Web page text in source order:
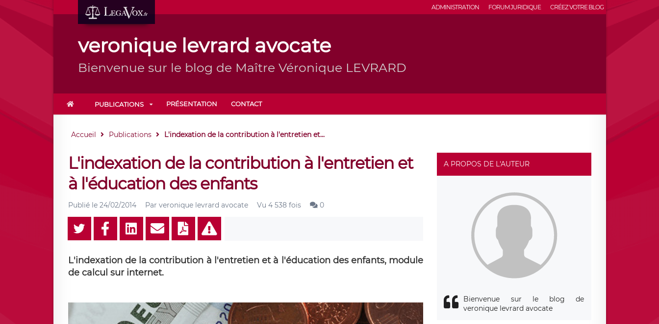
ADMINISTRATION FORUM JURIDIQUE CRÉEZ VOTRE BLOG
veronique levrard avocate
Bienvenue sur le blog de Maître Véronique LEVRARD
PUBLICATIONS PRÉSENTATION CONTACT
Accueil Publications L'indexation de la contribution à l'entretien et...
L'indexation de la contribution à l'entretien et
à l'éducation des enfants
Publié le 24/02/2014 Par veronique levrard avocate Vu 4 538 fois 0
L'indexation de la contribution à l'entretien et à l'éducation des enfants, module
de calcul sur internet.
A PROPOS DE L'AUTEUR
Bienvenue sur le blog de
veronique levrard avocate